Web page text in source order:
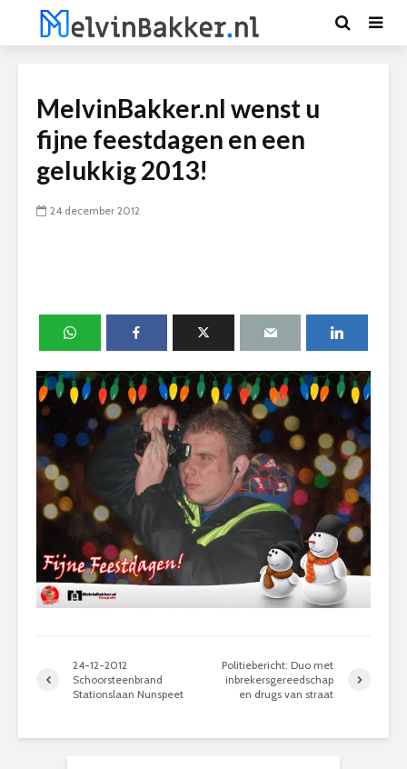
MelvinBakker.nl wenst u
fijne feestdagen en een
gelukkig 2013!
24 december 2012
24-12-2012
Schoorsteenbrand
Stationslaan Nunspeet
Politiebericht: Duo met
inbrekersgereedschap
en drugs van straat